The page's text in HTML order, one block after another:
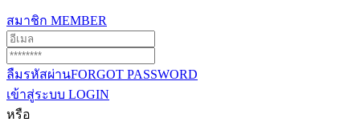
สมาชิก MEMBER
ลืมรหัสผ่านFORGOT PASSWORD
เข้าสู่ระบบ LOGIN
หรือ